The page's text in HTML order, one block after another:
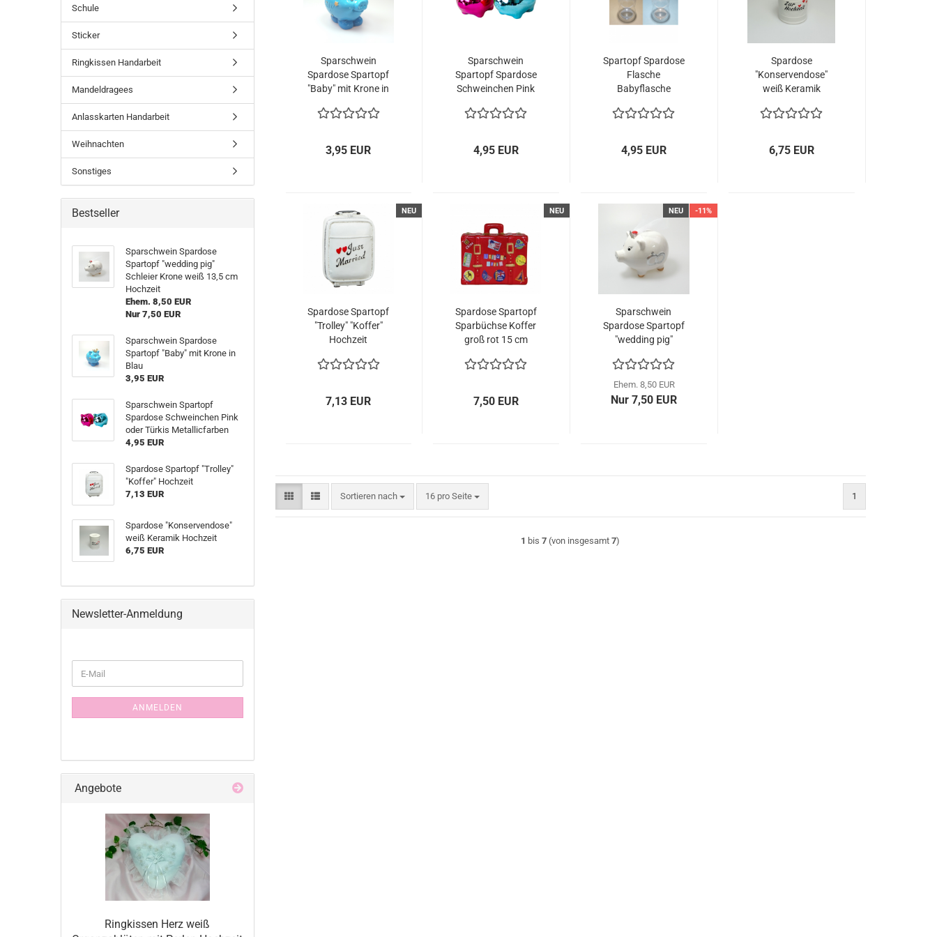
Sparschwein
Spardose Spartopf
"Baby" mit Krone in
3,95 EUR
Sparschwein
Spartopf Spardose
Schweinchen Pink
Metallicfarben
4,95 EUR
Spartopf Spardose
Flasche
Babyflasche
oder rosa Taufe
4,95 EUR
Spardose
"Konservendose"
weiß Keramik
6,75 EUR
NEU
Spardose Spartopf
"Trolley" "Koffer"
Hochzeit
7,13 EUR
NEU
Spardose Spartopf
Sparbüchse Koffer
groß rot 15 cm
7,50 EUR
NEU -11%
Sparschwein
Spardose Spartopf
"wedding pig"
13,5 cm Hochzeit
Ehem. 8,50 EUR
Nur 7,50 EUR
Sortieren nach
Sortieren nach 16 pro Seite
pro Seite 1
1 bis7 (von insgesamt7)
Schule
Sticker
Ringkissen Handarbeit
Mandeldragees
Anlasskarten Handarbeit
Weihnachten
Sonstiges
Bestseller
Sparschwein Spardose
Spartopf "wedding pig"
Schleier Krone weiß 13,5 cm
Hochzeit
Ehem. 8,50 EUR
Nur 7,50 EUR
Sparschwein Spardose
Spartopf "Baby" mit Krone in
Blau
3,95 EUR
Sparschwein Spartopf
Spardose Schweinchen Pink
oder Türkis Metallicfarben
4,95 EUR
Spardose Spartopf "Trolley"
"Koffer" Hochzeit
7,13 EUR
Spardose "Konservendose"
weiß Keramik Hochzeit
6,75 EUR
Newsletter-Anmeldung
ZUR
E-
Mail
ANMELDEN
Angebote
Ringkissen Herz weiß